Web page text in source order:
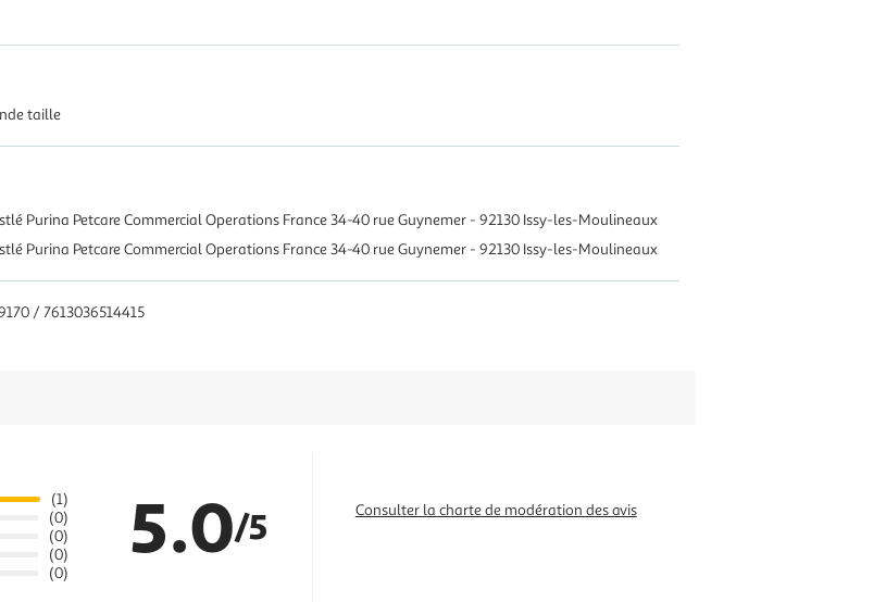
taille
Purina Petcare Commercial Operations France 34-40 rue Guynemer - 92130 Issy-les-Moulineaux
Purina Petcare Commercial Operations France 34-40 rue Guynemer - 92130 Issy-les-Moulineaux
/ 7613036514415
(1)
(0)
(0)
(0)
(0)
5.0/5 Consulter la charte de modération des avis